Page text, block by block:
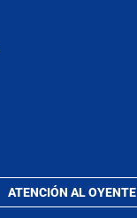
ATENCIÓN AL OYENTE